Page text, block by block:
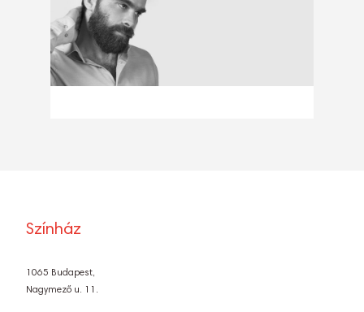
Színház
1065 Budapest,
Nagymező u. 11.